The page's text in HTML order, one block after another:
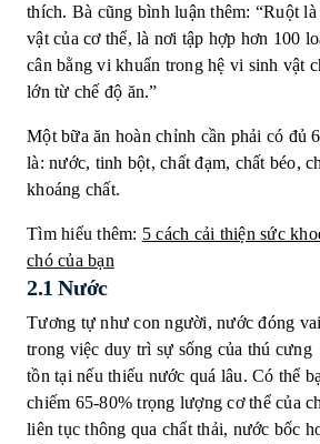
thích. Bà cũng bình luận thêm: “Ruột
vật của cơ thể, là nơi tập hợp hơn 100
cân bằng vi khuẩn trong hệ vi sinh vật
lớn từ chế độ ăn.”
Một bữa ăn hoàn chỉnh cần phải có đủ
là: nước, tinh bột, chất đạm, chất béo,
khoáng chất.
Tìm hiểu thêm: 5 cách cải thiện sức
chó của bạn
2.1 Nước
Tương tự như con người, nước đóng
trong việc duy trì sự sống của thú
tồn tại nếu thiếu nước quá lâu. Có thể
chiếm 65-80% trọng lượng cơ thể của
liên tục thông qua chất thải, nước bốc